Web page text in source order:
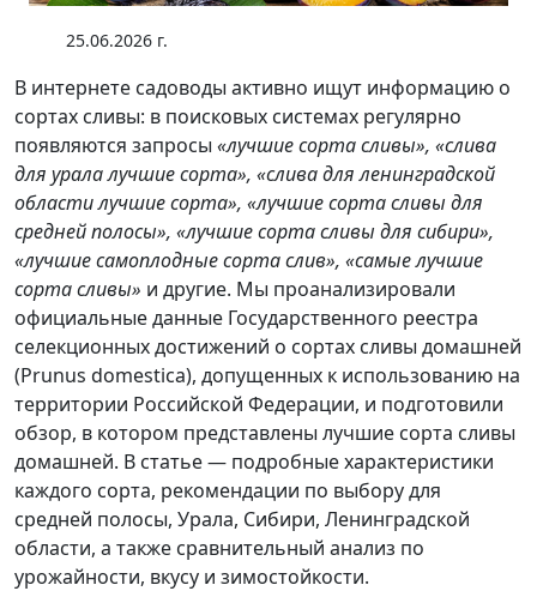
25.06.2026 г.
В интернете садоводы активно ищут информацию о
сортах сливы: в поисковых системах регулярно
появляются запросы «лучшие сорта сливы», «слива
для урала лучшие сорта», «слива для ленинградской
области лучшие сорта», «лучшие сорта сливы для
средней полосы», «лучшие сорта сливы для сибири»,
«лучшие самоплодные сорта слив», «самые лучшие
сорта сливы» и другие. Мы проанализировали
официальные данные Государственного реестра
селекционных достижений о сортах сливы домашней
(Prunus domestica), допущенных к использованию на
территории Российской Федерации, и подготовили
обзор, в котором представлены лучшие сорта сливы
домашней. В статье — подробные характеристики
каждого сорта, рекомендации по выбору для
средней полосы, Урала, Сибири, Ленинградской
области, а также сравнительный анализ по
урожайности, вкусу и зимостойкости.